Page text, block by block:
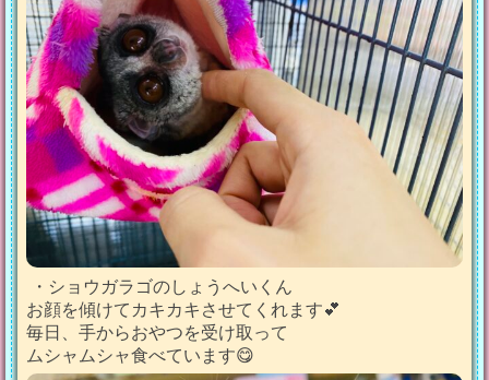
・ショウガラゴのしょうへいくん
お顔を傾けてカキカキさせてくれます💕
毎日、手からおやつを受け取って
ムシャムシャ食べています😋